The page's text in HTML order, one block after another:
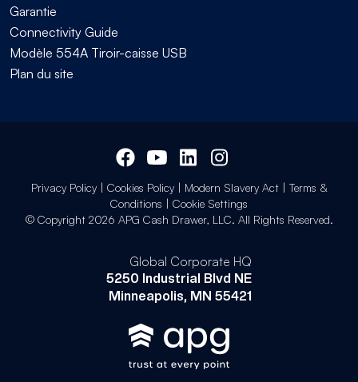
Garantie
Connectivity Guide
Modèle 554A Tiroir-caisse USB
Plan du site
Privacy Policy| Cookies Policy| Modern Slavery Act| Terms &
Conditions | Cookie Settings
© Copyright 2026 APG Cash Drawer, LLC. All Rights Reserved.
Global Corporate HQ
5250 Industrial Blvd NE
Minneapolis, MN 55421